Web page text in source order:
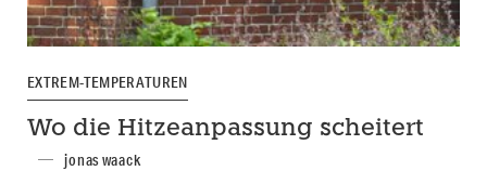
EXTREM-TEMPERATUREN
Wo die Hitzeanpassung scheitert
jonas waack